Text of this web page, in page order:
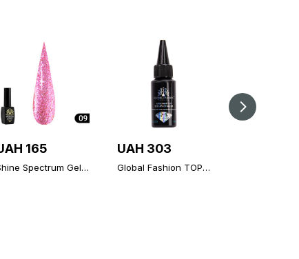
165
Spectrum Gel
UAH 303
Global Fashion TOP